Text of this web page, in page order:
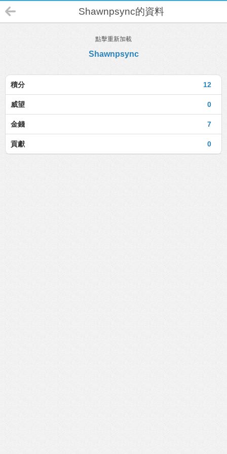
Shawnpsync的資料
點擊重新加載
Shawnpsync
12
積分
0
威望
7
金錢
0
貢獻